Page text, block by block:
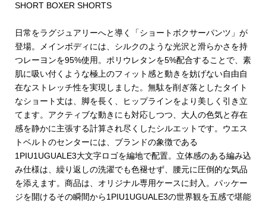
SHORT BOXER SHORTS
日常をラグジュアリーへと導く「ショートボクサーパンツ」が
登場。メインボディには、シルクのような光沢と滑らかさを持
つレーヨンを95%使用。ポリウレタンを5%配合することで、素
肌に吸い付くような極上のフィット感と動きを妨げない自由自
在なストレッチ性を実現しました。無駄を削ぎ落としたタイト
なショート丈は、脚を長く、ヒップラインをより美しく引き立
てます。アクティブな動きにも対応しつつ、大人の色気と存在
感を静かに主張する計算され尽くしたシルエットです。ウエス
トベルトのセンターには、ブランドの象徴である
1PIU1UGUALE3大文字ロゴを編地で配置。立体感のある編み込
み仕様は、繰り返しの洗濯でも色褪せず、腰元に圧倒的な気品
を添えます。商品は、オリジナル専用ケースに封入。パッケー
ジを開けるその瞬間から1PIU1UGUALE3の世界観を五感で堪能